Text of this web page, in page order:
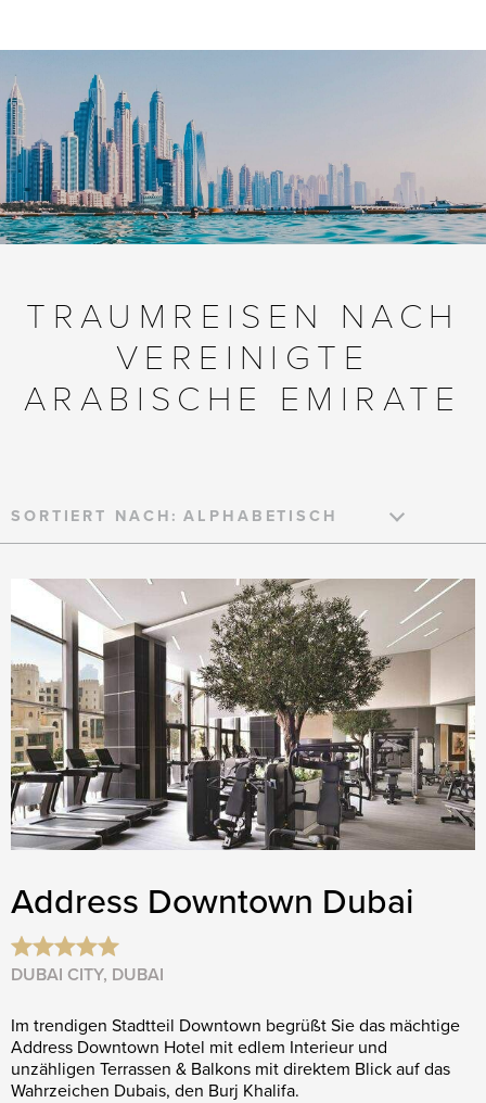
TRAUMREISEN NACH
VEREINIGTE
ARABISCHE EMIRATE
SORTIERT NACH:
Address Downtown Dubai
DUBAI CITY, DUBAI
Im trendigen Stadtteil Downtown begrüßt Sie das mächtige
Address Downtown Hotel mit edlem Interieur und
unzähligen Terrassen & Balkons mit direktem Blick auf das
Wahrzeichen Dubais, den Burj Khalifa.